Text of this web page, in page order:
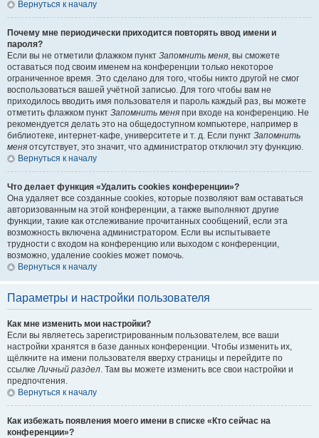
Вернуться к началу
Почему мне периодически приходится повторять ввод имени и
пароля?
Если вы не отметили флажком пункт Запомнить меня, вы сможете
оставаться под своим именем на конференции только некоторое
ограниченное время. Это сделано для того, чтобы никто другой не смог
воспользоваться вашей учётной записью. Для того чтобы вам не
приходилось вводить имя пользователя и пароль каждый раз, вы можете
отметить флажком пункт Запомнить меня при входе на конференцию. Не
рекомендуется делать это на общедоступном компьютере, например в
библиотеке, интернет-кафе, университете и т. д. Если пункт Запомнить
меня отсутствует, это значит, что администратор отключил эту функцию.
Вернуться к началу
Что делает функция «Удалить cookies конференции»?
Она удаляет все созданные cookies, которые позволяют вам оставаться
авторизованным на этой конференции, а также выполняют другие
функции, такие как отслеживание прочитанных сообщений, если эта
возможность включена администратором. Если вы испытываете
трудности с входом на конференцию или выходом с конференции,
возможно, удаление cookies может помочь.
Вернуться к началу
Параметры и настройки пользователя
Как мне изменить мои настройки?
Если вы являетесь зарегистрированным пользователем, все ваши
настройки хранятся в базе данных конференции. Чтобы изменить их,
щёлкните на имени пользователя вверху страницы и перейдите по
ссылкеЛичный раздел. Там вы можете изменить все свои настройки и
предпочтения.
Вернуться к началу
Как избежать появления моего имени в списке «Кто сейчас на
конференции»?